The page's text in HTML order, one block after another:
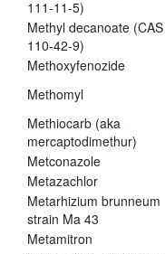
111-11-5)
Methyl decanoate (CAS
110-42-9)
Methoxyfenozide
Methomyl
Methiocarb (aka
mercaptodimethur)
Metconazole
Metazachlor
Metarhizium brunneum
strain Ma 43
Metamitron